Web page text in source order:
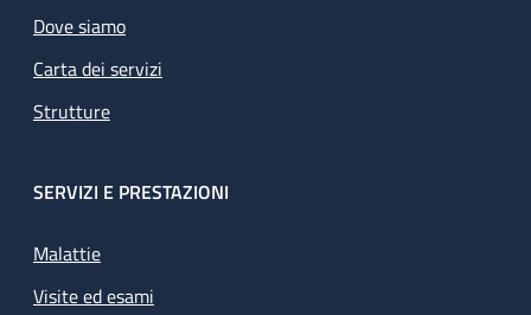
Dove siamo
Carta dei servizi
Strutture
SERVIZI E PRESTAZIONI
Malattie
Visite ed esami